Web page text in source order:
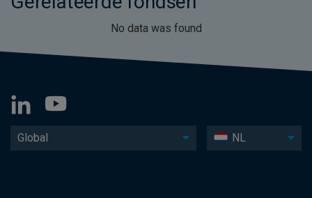
No data was found
Global NL